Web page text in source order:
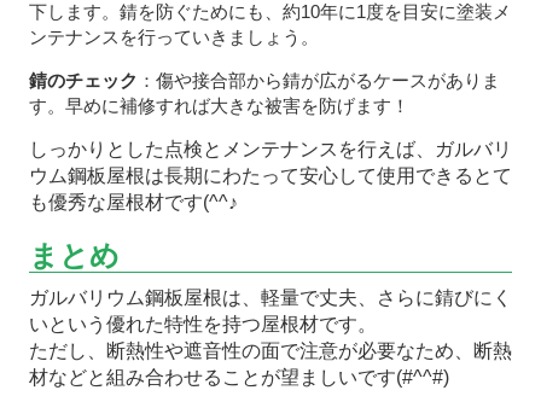
下します。錆を防ぐためにも、約10年に1度を目安に塗装メ
ンテナンスを行っていきましょう。
錆のチェック ：傷や接合部から錆が広がるケースがありま
す。早めに補修すれば大きな被害を防げます！
しっかりとした点検とメンテナンスを行えば、ガルバリ
ウム鋼板屋根は長期にわたって安心して使用できるとて
も優秀な屋根材です(^^♪
まとめ
ガルバリウム鋼板屋根は、軽量で丈夫、さらに錆びにく
いという優れた特性を持つ屋根材です。
ただし、断熱性や遮音性の面で注意が必要なため、断熱
材などと組み合わせることが望ましいです(#^^#)